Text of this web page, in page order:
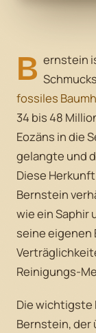
B ernstein
fossiles
34 bis 48
Eozäns in die
gelangte und
Diese
Bernstein
wie ein Saphir
seine eigenen
Reinigungs-
Die wichtigste
Bernstein, der